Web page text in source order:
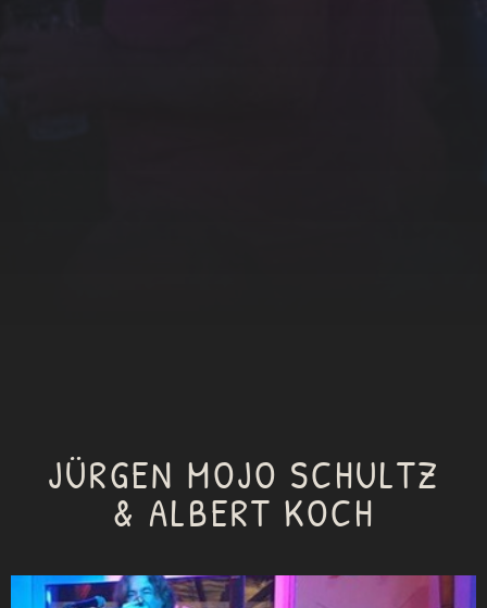
JÜRGEN MOJO SCHULTZ
& ALBERT KOCH